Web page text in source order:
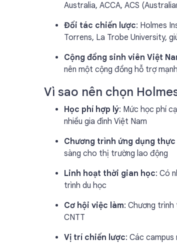
Australia, ACCA, ACS
Đối tác chiến lược: Holmes
Torrens, La Trobe University,
Cộng đồng sinh viên Việt
nên một cộng đồng hỗ trợ
Vì sao nên chọn
Học phí hợp lý: Mức học phí
nhiều gia đình Việt Nam
Chương trình ứng dụng
sàng cho thị trường lao động
Linh hoạt thời gian học: Có
trình du học
Cơ hội việc làm: Chương
CNTT
Vị trí chiến lược: Các